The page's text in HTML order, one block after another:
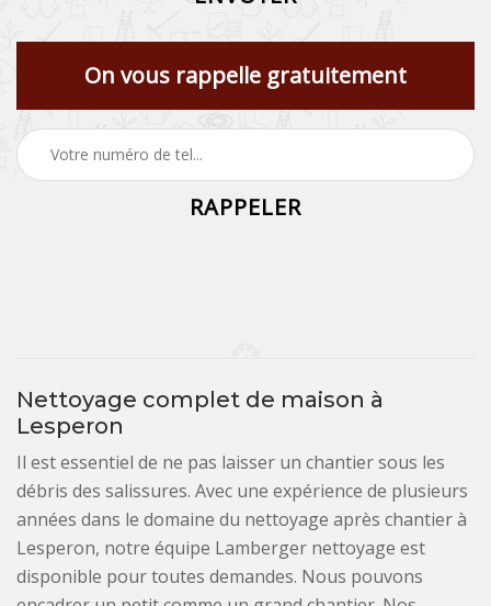
On vous rappelle gratuitement
Nettoyage complet de maison à
Lesperon
Il est essentiel de ne pas laisser un chantier sous les
débris des salissures. Avec une expérience de plusieurs
années dans le domaine du nettoyage après chantier à
Lesperon, notre équipe Lamberger nettoyage est
disponible pour toutes demandes. Nous pouvons